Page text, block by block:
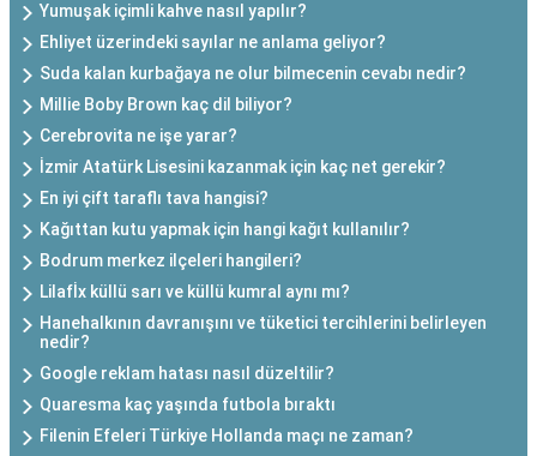
Yumuşak içimli kahve nasıl yapılır?
Ehliyet üzerindeki sayılar ne anlama geliyor?
Suda kalan kurbağaya ne olur bilmecenin cevabı nedir?
Millie Boby Brown kaç dil biliyor?
Cerebrovita ne işe yarar?
İzmir Atatürk Lisesini kazanmak için kaç net gerekir?
En iyi çift taraflı tava hangisi?
Kağıttan kutu yapmak için hangi kağıt kullanılır?
Bodrum merkez ilçeleri hangileri?
Lilafİx küllü sarı ve küllü kumral aynı mı?
Hanehalkının davranışını ve tüketici tercihlerini belirleyen
nedir?
Google reklam hatası nasıl düzeltilir?
Quaresma kaç yaşında futbola bıraktı
Filenin Efeleri Türkiye Hollanda maçı ne zaman?